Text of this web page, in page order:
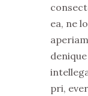
ea, ne
pri,